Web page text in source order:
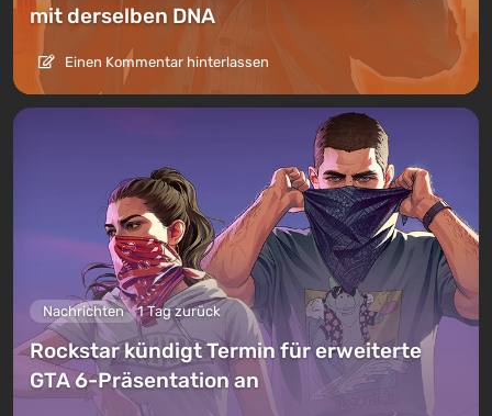
mit derselben DNA
Einen Kommentar hinterlassen
Nachrichten 1 Tag zurück
Rockstar kündigt Termin für erweiterte
GTA 6-Präsentation an